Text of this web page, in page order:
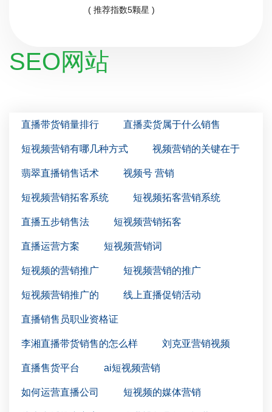
( 推荐指数5颗星 )
SEO网站
直播带货销量排行 直播卖货属于什么销售
短视频营销有哪几种方式 视频营销的关键在于
翡翠直播销售话术 视频号 营销
短视频营销拓客系统 短视频拓客营销系统
直播五步销售法 短视频营销拓客
直播运营方案 短视频营销词
短视频的营销推广 短视频营销的推广
短视频营销推广的 线上直播促销活动
直播销售员职业资格证
李湘直播带货销售的怎么样 刘克亚营销视频
直播售货平台 ai短视频营销
如何运营直播公司 短视频的媒体营销